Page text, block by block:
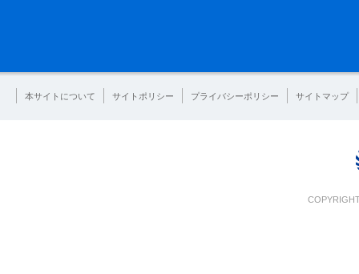
本サイトについて サイトポリシー プライバシーポリシー サイトマップ